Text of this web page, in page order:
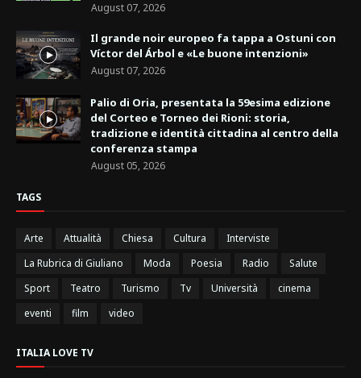
August 07, 2026
Il grande noir europeo fa tappa a Ostuni con
Víctor del Árbol e «Le buone intenzioni»
August 07, 2026
Palio di Oria, presentata la 59esima edizione
del Corteo e Torneo dei Rioni: storia,
tradizione e identità cittadina al centro della
conferenza stampa
August 05, 2026
TAGS
Arte Attualità Chiesa Cultura
Interviste
La Rubrica di Giuliano
Moda Poesia Radio
Salute
Sport
Teatro Turismo Tv Università
cinema
eventi
film video
ITALIA LOVE TV